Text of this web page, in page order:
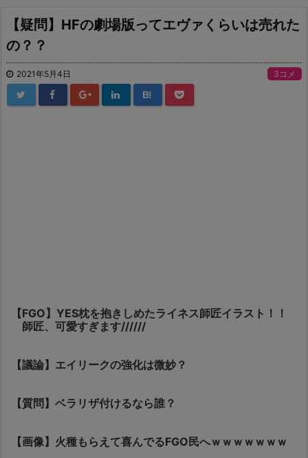
【疑問】HFの劇場版ってエヴァくらいは売れた
の？？
2021年5月4日 3コメ
B!
【FGO】YES枕を抱きしめたライネス師匠イラスト！！
師匠、可愛すぎます//////
【議論】エイリークの強化は微妙？
【質問】ベラリザ付けるなら誰？
【画像】火種もらえて喜んでるFGO民へｗｗｗｗｗｗｗ